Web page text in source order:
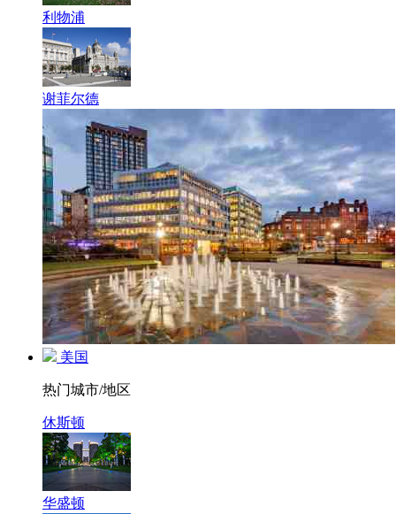
利物浦
谢菲尔德
美国
热门城市/地区
休斯顿
华盛顿